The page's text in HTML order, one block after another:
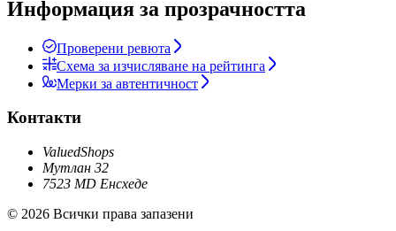
Информация за прозрачността
Проверени ревюта
Схема за изчисляване на рейтинга
Мерки за автентичност
Контакти
ValuedShops
Мутлан 32
7523 MD Енсхеде
© 2026 Всички права запазени